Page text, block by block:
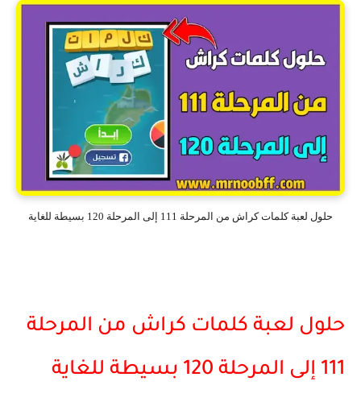
حلول لعبة كلمات كراش من المرحلة 111 إلى المرحلة 120 بسيطة للغاية
حلول لعبة كلمات كراش من المرحلة
111 إلى المرحلة 120 بسيطة للغاية